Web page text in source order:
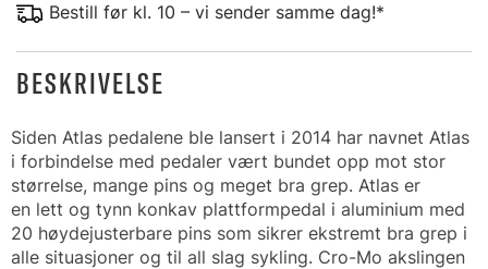
Bestill før kl. 10 – vi sender samme dag!*
BESKRIVELSE
Siden Atlas pedalene ble lansert i 2014 har navnet Atlas
i forbindelse med pedaler vært bundet opp mot stor
størrelse, mange pins og meget bra grep. Atlas er
en lett og tynn konkav plattformpedal i aluminium med
20 høydejusterbare pins som sikrer ekstremt bra grep i
alle situasjoner og til all slag sykling. Cro-Mo akslingen